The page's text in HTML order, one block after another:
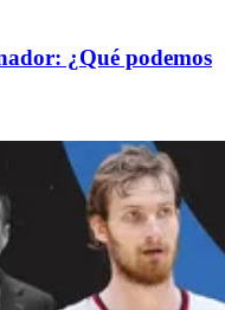
¿Qué podemos